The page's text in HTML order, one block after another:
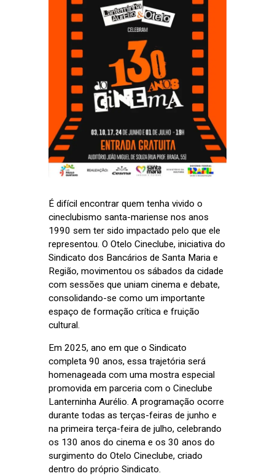
É difícil encontrar quem tenha vivido o
cineclubismo santa-mariense nos anos
1990 sem ter sido impactado pelo que ele
representou. O Otelo Cineclube, iniciativa do
Sindicato dos Bancários de Santa Maria e
Região, movimentou os sábados da cidade
com sessões que uniam cinema e debate,
consolidando-se como um importante
espaço de formação crítica e fruição
cultural.
Em 2025, ano em que o Sindicato
completa 90 anos, essa trajetória será
homenageada com uma mostra especial
promovida em parceria com o Cineclube
Lanterninha Aurélio. A programação ocorre
durante todas as terças-feiras de junho e
na primeira terça-feira de julho, celebrando
os 130 anos do cinema e os 30 anos do
surgimento do Otelo Cineclube, criado
dentro do próprio Sindicato.